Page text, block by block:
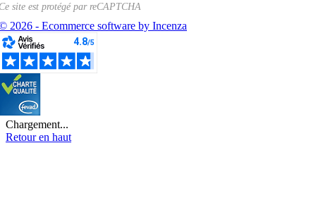
site est protégé parreCAPTCHA
2026 - Ecommerce software by Incenza
Chargement...
Retour en haut